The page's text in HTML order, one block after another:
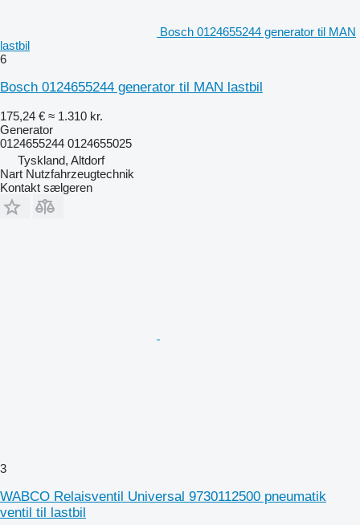
Bosch 0124655244 generator til MAN
lastbil
6
Bosch 0124655244 generator til MAN lastbil
175,24 € ≈ 1.310 kr.
Generator
0124655244 0124655025
Tyskland, Altdorf
Nart Nutzfahrzeugtechnik
Kontakt sælgeren
3
WABCO Relaisventil Universal 9730112500 pneumatik
ventil til lastbil